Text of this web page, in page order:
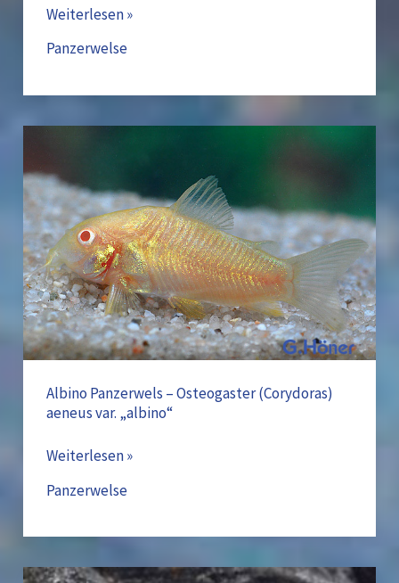
Weiterlesen »
Panzerwelse
Albino Panzerwels – Osteogaster (Corydoras)
aeneus var. „albino“
–
Osteogaster
(Corydoras)
aeneus
var.
„albino“
Weiterlesen »
Panzerwelse
Orangesaum-